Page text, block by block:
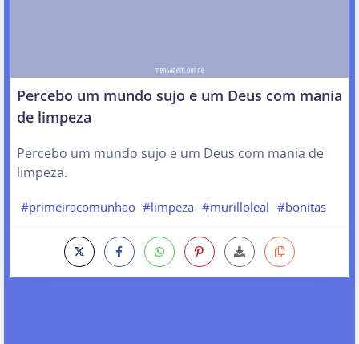
Percebo um mundo sujo e um Deus com mania
de limpeza
Percebo um mundo sujo e um Deus com mania de
limpeza.
#primeiracomunhao #limpeza #murilloleal #bonitas